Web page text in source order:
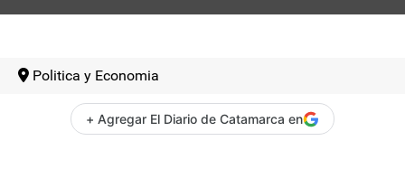
Politica y Economia
+ Agregar El Diario de Catamarca en